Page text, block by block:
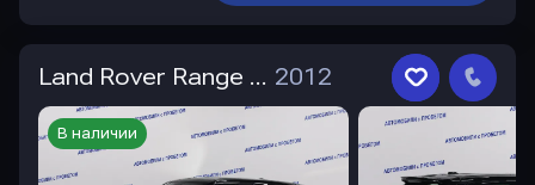
Land Rover Range Rover Evoque 2012
В наличии